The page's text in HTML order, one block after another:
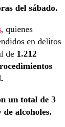
del sábado.
, quienes
en delitos
de 1.212
un total de 3
alcoholes.